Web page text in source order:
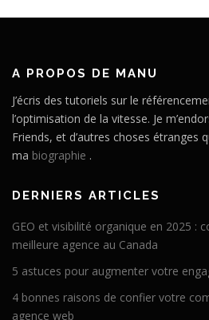
A PROPOS DE MANU
J’écris des tutoriels sur le
l’optimisation de la vitesse. Je
Friends, et d’autres choses étranges
ma biographie .
DERNIERS ARTICLES
GEO et visibilité organique en 2025 :
meilleure agence au Canada
5 astuces pour augmenter votre
4 bonnes raisons de confier votre
agence web